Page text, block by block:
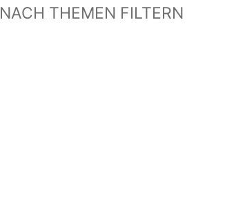
NACH THEMEN FILTERN